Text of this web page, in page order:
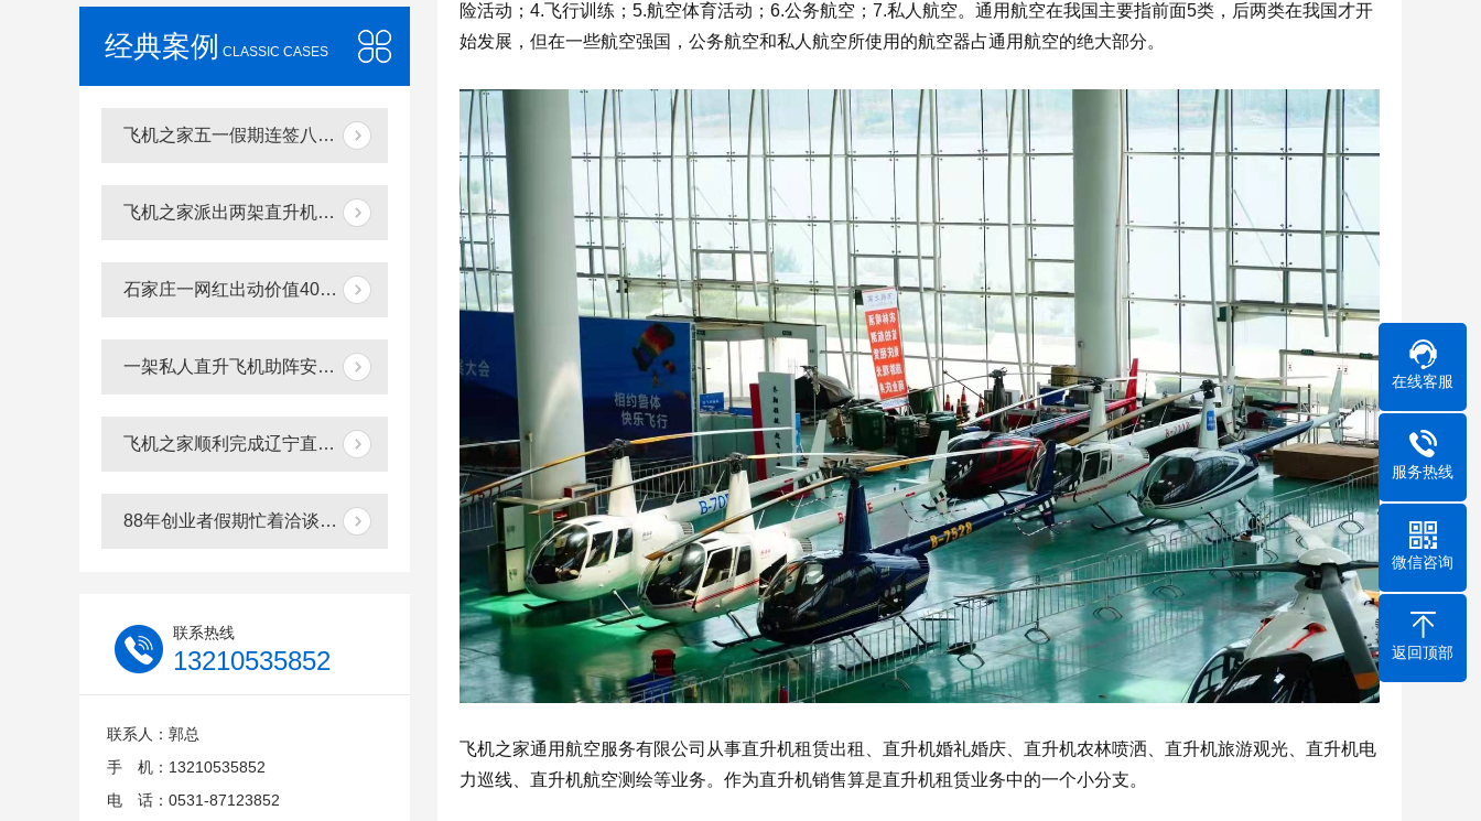
经典案例 CLASSIC CASES
飞机之家五一假期连签八单直升机合同
飞机之家派出两架直升机参加贵州贵阳航展
石家庄一网红出动价值400万直升机助力直播卖货
一架私人直升飞机助阵安徽淮南一商场
飞机之家顺利完成辽宁直升机航空测绘
88年创业者假期忙着洽谈几百万直升机生意
联系热线
13210535852
联系人：郭总
手 机：13210535852
电 话：0531-87123852
险活动；4.飞行训练；5.航空体育活动；6.公务航空；7.私人航空。通用航空在我国主要指前面5类，后两类在我国才开
始发展，但在一些航空强国，公务航空和私人航空所使用的航空器占通用航空的绝大部分。
飞机之家通用航空服务有限公司从事直升机租赁出租、直升机婚礼婚庆、直升机农林喷洒、直升机旅游观光、直升机电
力巡线、直升机航空测绘等业务。作为直升机销售算是直升机租赁业务中的一个小分支。
在线客服
服务热线
微信咨询
返回顶部